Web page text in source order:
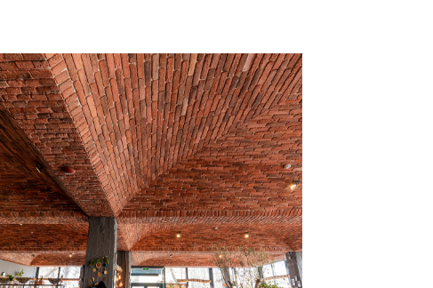
CĂRĂMIDĂ / PIATRĂ DECORATIVĂ HORECA